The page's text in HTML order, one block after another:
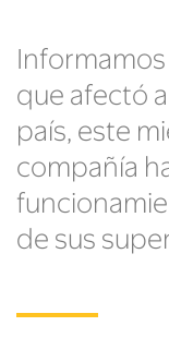
que afectó
país, este
compañía
de sus